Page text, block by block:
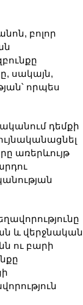
բոլոր
սակայն,
որպես
դեմքի
առերևույթ
և վերջնական
ու բարի